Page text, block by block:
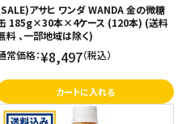
アサヒ ワンダ WANDA 金の微糖
185g×30本×4ケース (120本) (送料
料 、一部地域は除く)
常価格：¥8,497（税込）
カートに入れる